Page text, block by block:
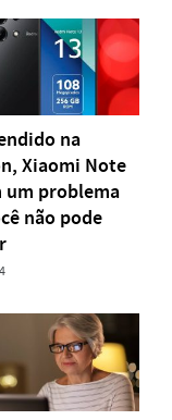
na
Xiaomi Note
um problema
não pode